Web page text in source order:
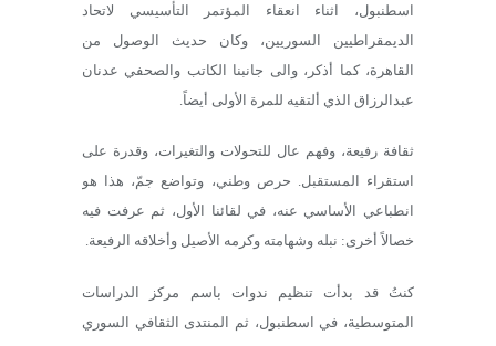
اسطنبول، اثناء انعقاء المؤتمر التأسيسي لاتحاد
الديمقراطيين السوريين، وكان حديث الوصول من
القاهرة، كما أذكر، والى جانبنا الكاتب والصحفي عدنان
عبدالرزاق الذي ألتقيه للمرة الأولى أيضاً.
ثقافة رفيعة، وفهم عال للتحولات والتغيرات، وقدرة على
استقراء المستقبل. حرص وطني، وتواضع جمّ، هذا هو
انطباعي الأساسي عنه، في لقائنا الأول، ثم عرفت فيه
خصالاً أخرى: نبله وشهامته وكرمه الأصيل وأخلاقه الرفيعة.
كنتُ قد بدأت تنظيم ندوات باسم مركز الدراسات
المتوسطية، في اسطنبول، ثم المنتدى الثقافي السوري